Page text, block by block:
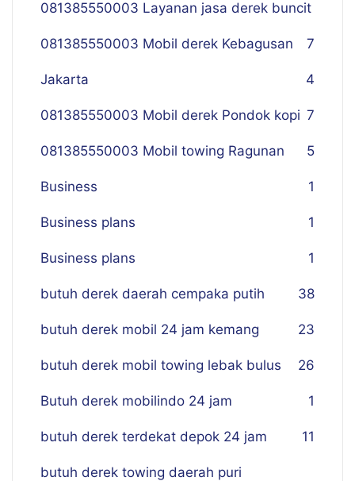
081385550003 Layanan jasa derek buncit
7
081385550003 Mobil derek Kebagusan
Jakarta 4
081385550003 Mobil derek Pondok kopi 7
081385550003 Mobil towing Ragunan 5
Business 1
Business plans 1
Business plans 1
butuh derek daerah cempaka putih 38
butuh derek mobil 24 jam kemang 23
butuh derek mobil towing lebak bulus 26
Butuh derek mobilindo 24 jam 1
butuh derek terdekat depok 24 jam 11
butuh derek towing daerah puri